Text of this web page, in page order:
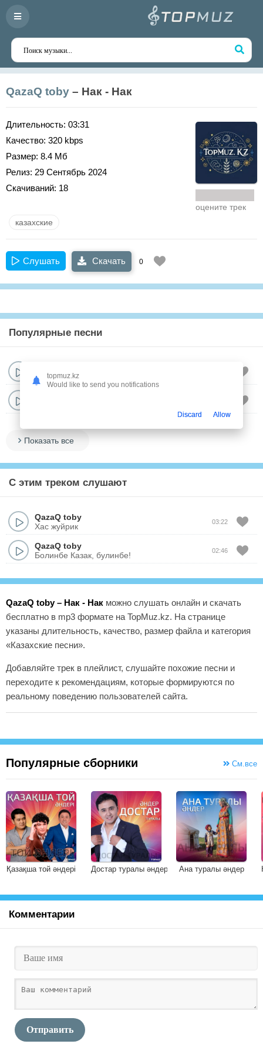
QazaQ toby – Нак - Нак
Длительность: 03:31
Качество: 320 kbps
Размер: 8.4 Мб
Релиз: 29 Сентябрь 2024
Скачиваний: 18
оцените трек
казахские
Слушать Скачать 0
Популярные песни
Болинбе Казак, булинбе!
Показать все
С этим треком слушают
QazaQ toby
Хас жуйрик
03:22
QazaQ toby
Болинбе Казак, булинбе!
02:46
QazaQ toby – Нак - Нак можно слушать онлайн и скачать
бесплатно в mp3 формате на TopMuz.kz. На странице
указаны длительность, качество, размер файла и категория
«Казахские песни».
Добавляйте трек в плейлист, слушайте похожие песни и
переходите к рекомендациям, которые формируются по
реальному поведению пользователей сайта.
Популярные сборники См.все
Қазақша той әндері Достар туралы әндер Ана туралы әндер
Комментарии
Отправить
topmuz.kz
Would like to send you notifications
Discard Allow